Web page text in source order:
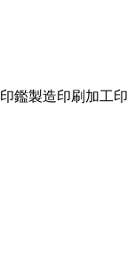
印鑑製造印刷加工印